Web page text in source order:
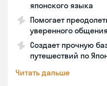
японского языка
Помогает
уверенного общения
Создает прочную
путешествий по
Читать дальше